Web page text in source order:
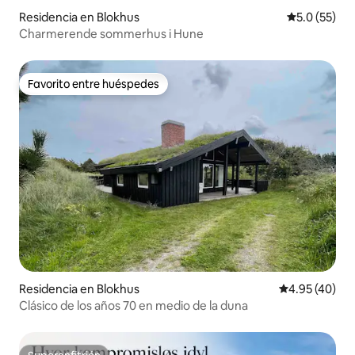
Residencia en Blokhus Calificación
5.0 (55)
Charmerende sommerhus i Hune
Favorito entre huéspedes
Favorito entre huéspedes
Residencia en Blokhus Calificación
4.95 (40)
Clásico de los años 70 en medio de la duna